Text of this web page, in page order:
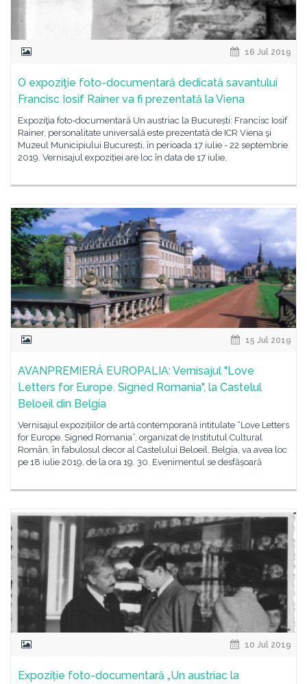
16 Jul 2019
O expoziţie foto-documentară dedicată savantului
Francisc Iosif Rainer va fi prezentată la Viena
Expoziţia foto-documentară Un austriac la București: Francisc Iosif
Rainer, personalitate universală este prezentată de ICR Viena şi
Muzeul Municipiului București, în perioada 17 iulie - 22 septembrie
2019. Vernisajul expoziției are loc în data de 17 iulie,
15 Jul 2019
AVANPREMIERĂ EUROPALIA: Vernisajul "Love
Letters for Europe. Signed Romania", la Castelul
Beloeil din Belgia
Vernisajul expozițiilor de artă contemporană intitulate “Love Letters
for Europe. Signed Romania”, organizat de Institutul Cultural
Român, în fabulosul decor al Castelului Beloeil, Belgia, va avea loc
pe 18 iulie 2019, de la ora 19. 30. Evenimentul se desfășoară
10 Jul 2019
Expoziție foto-documentară „Un austriac la